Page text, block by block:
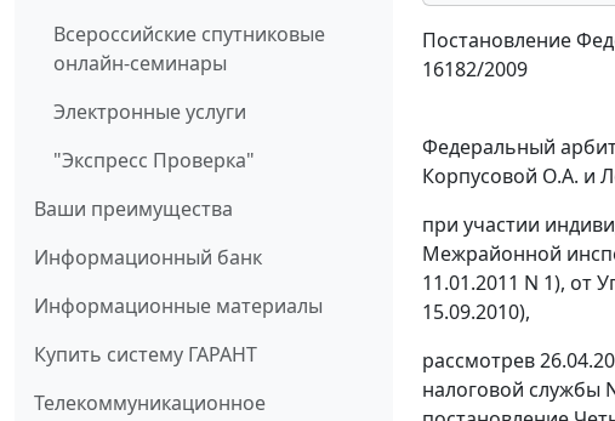
Всероссийские спутниковые
онлайн-семинары
Электронные услуги
"Экспресс Проверка"
Ваши преимущества
Информационный банк
Информационные материалы
Купить систему ГАРАНТ
Телекоммуникационное
Постановление
16182/2009
Федеральный
Корпусовой О.А. и
при участии
Межрайонной
11.01.2011 N 1), от
15.09.2010),
рассмотрев
налоговой службы